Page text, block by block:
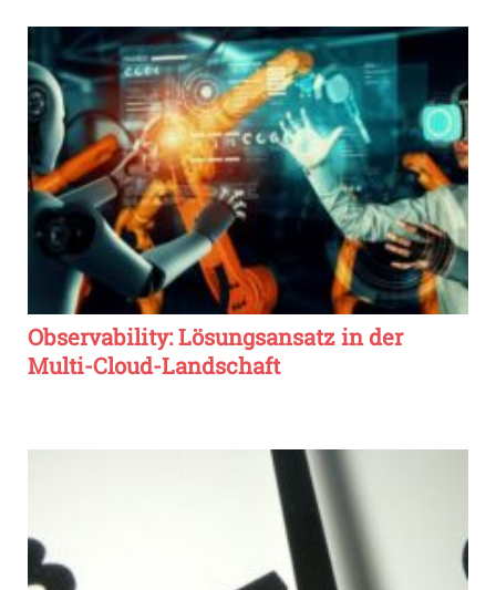
Observability: Lösungsansatz in der
Multi-Cloud-Landschaft